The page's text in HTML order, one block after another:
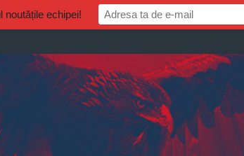
noutățile echipei!